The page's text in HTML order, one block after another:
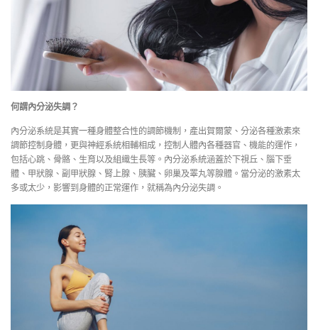
何謂內分泌失調？
內分泌系統是其實一種身體整合性的調節機制，產出賀爾蒙、分泌各種激素來
調節控制身體，更與神經系統相輔相成，控制人體內各種器官、機能的運作，
包括心跳、骨骼、生育以及組織生長等。內分泌系統涵蓋於下視丘、腦下垂
體、甲狀腺、副甲狀腺、腎上腺、胰臟、卵巢及睪丸等腺體。當分泌的激素太
多或太少，影響到身體的正常運作，就稱為內分泌失調。